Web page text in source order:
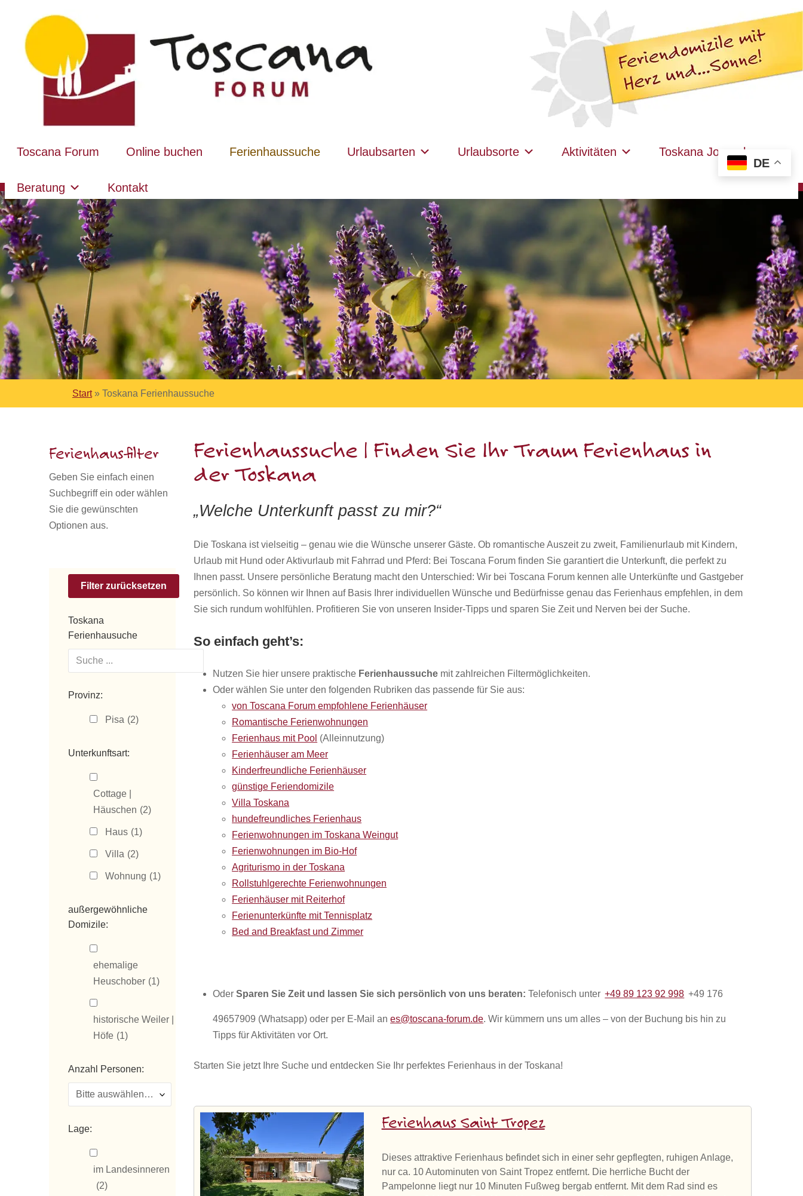
Toscana Forum Online buchen Ferienhaussuche Urlaubsarten Urlaubsorte Aktivitäten Toskana Journal
Beratung Kontakt
Start» Toskana Ferienhaussuche
Ferienhausfilter
Geben Sie einfach einen
Suchbegriff ein oder wählen
Sie die gewünschten
Optionen aus.
Toskana
Ferienhausuche
Provinz:
Pisa (2)
Unterkunftsart:
Cottage |
Häuschen (2)
Haus (1)
Villa (2)
Wohnung (1)
außergewöhnliche
Domizile:
ehemalige
Heuschober (1)
historische Weiler |
Höfe (1)
Anzahl Personen:
Lage:
im Landesinneren
(2)
Ferienhaussuche | Finden Sie Ihr Traum Ferienhaus in
der Toskana
„Welche Unterkunft passt zu mir?“
Die Toskana ist vielseitig – genau wie die Wünsche unserer Gäste. Ob romantische Auszeit zu zweit, Familienurlaub mit Kindern,
Urlaub mit Hund oder Aktivurlaub mit Fahrrad und Pferd: Bei Toscana Forum finden Sie garantiert die Unterkunft, die perfekt zu
Ihnen passt. Unsere persönliche Beratung macht den Unterschied: Wir bei Toscana Forum kennen alle Unterkünfte und Gastgeber
persönlich. So können wir Ihnen auf Basis Ihrer individuellen Wünsche und Bedürfnisse genau das Ferienhaus empfehlen, in dem
Sie sich rundum wohlfühlen. Profitieren Sie von unseren Insider-Tipps und sparen Sie Zeit und Nerven bei der Suche.
So einfach geht’s:
Nutzen Sie hier unsere praktische Ferienhaussuche mit zahlreichen Filtermöglichkeiten.
Oder wählen Sie unter den folgenden Rubriken das passende für Sie aus:
von Toscana Forum empfohlene Ferienhäuser
Romantische Ferienwohnungen
Ferienhaus mit Pool (Alleinnutzung)
Ferienhäuser am Meer
Kinderfreundliche Ferienhäuser
günstige Feriendomizile
Villa Toskana
hundefreundliches Ferienhaus
Ferienwohnungen im Toskana Weingut
Ferienwohnungen im Bio-Hof
Agriturismo in der Toskana
Rollstuhlgerechte Ferienwohnungen
Ferienhäuser mit Reiterhof
Ferienunterkünfte mit Tennisplatz
Bed and Breakfast und Zimmer
OderSparen Sie Zeit und lassen Sie sich persönlich von uns beraten:Telefonisch unter +49 89 123 92 998 +49 176
49657909 (Whatsapp) oder per E-Mail anes@toscana-forum.de. Wir kümmern uns um alles – von der Buchung bis hin zu
Tipps für Aktivitäten vor Ort.
Starten Sie jetzt Ihre Suche und entdecken Sie Ihr perfektes Ferienhaus in der Toskana!
Ferienhaus Saint Tropez
Dieses attraktive Ferienhaus befindet sich in einer sehr gepflegten, ruhigen Anlage,
nur ca. 10 Autominuten von Saint Tropez entfernt. Die herrliche Bucht der
Pampelonne liegt nur 10 Minuten Fußweg bergab entfernt. Mit dem Rad sind es
DE